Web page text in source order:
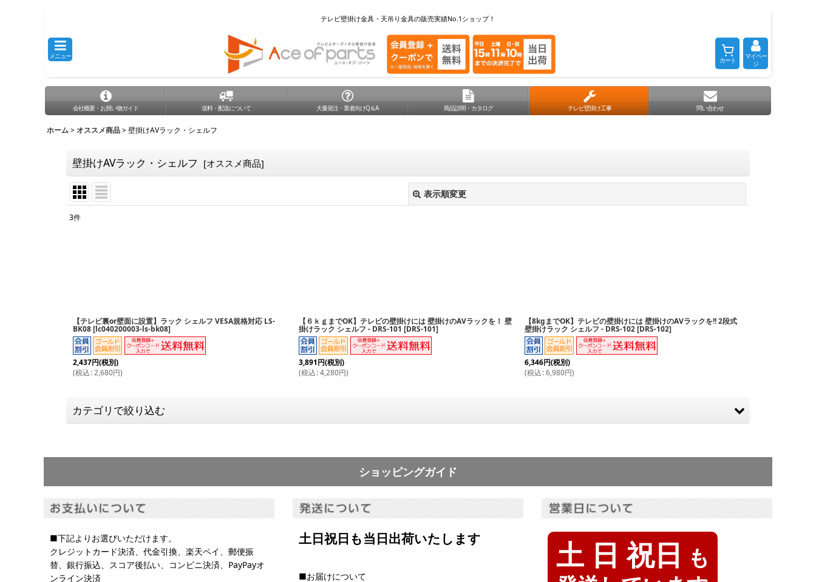
テレビ壁掛け金具・天吊り金具の販売実績No.1ショップ！
メニュー カート
マイペー
ジ
会社概要・お買い物ガイド 送料・配送について 大量発注・業者向けQ＆A 商品説明・カタログ テレビ壁掛け工事 問い合わせ
ホーム > オススメ商品>壁掛けAVラック・シェルフ
壁掛けAVラック・シェルフ [オススメ商品]
表示順変更
絞り込む
3件
【テレビ裏or壁面に設置】ラック シェルフ VESA規格対応 LS-
BK08[lc040200003-ls-bk08]
2,437円(税別)
(税込: 2,680円)
【６ｋｇまでOK】テレビの壁掛けには 壁掛けのAVラックを！ 壁
掛けラック シェルフ - DRS-101 [DRS-101]
3,891円(税別)
(税込:4,280円)
【8kgまでOK】テレビの壁掛けには 壁掛けのAVラックを!! 2段式
壁掛けラック シェルフ - DRS-102[DRS-102]
6,346円(税別)
(税込:6,980円)
カテゴリで絞り込む
ショッピングガイド
■下記よりお選びいただけます。
クレジットカード決済、代金引換、楽天ペイ、郵便振
替、銀行振込、スコア後払い、コンビニ決済、PayPayオ
ンライン決済
土日祝日も当日出荷いたします
■お届けについて
土 日 祝日 も